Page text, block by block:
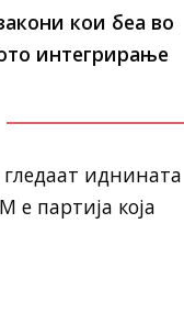
кои беа во
интегрирање
иднината
е партија која